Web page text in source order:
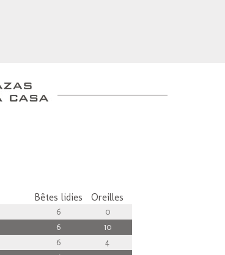
Bêtes lidies Oreilles
6
0
6
10
6
4